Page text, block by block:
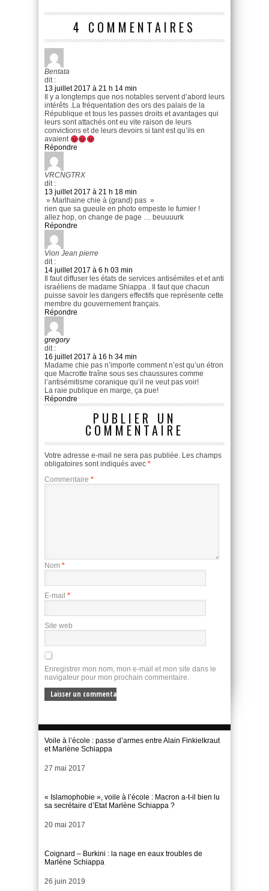
4 COMMENTAIRES
Bentata
dit :
13 juillet 2017 à 21 h 14 min
Il y a longtemps que nos notables servent d’abord leurs
intérêts .La fréquentation des ors des palais de la
République et tous les passes droits et avantages qui
leurs sont attachés ont eu vite raison de leurs
convictions et de leurs devoirs si tant est qu’ils en
avaient
Répondre
VRCNGTRX
dit :
13 juillet 2017 à 21 h 18 min
» Marlhaine chie à (grand) pas »
rien que sa gueule en photo empeste le fumier !
allez hop, on change de page … beuuuurk
Répondre
Vion Jean pierre
dit :
14 juillet 2017 à 6 h 03 min
Il faut diffuser les états de services antisémites et et anti
israéliens de madame Shiappa . Il faut que chacun
puisse savoir les dangers effectifs que représente cette
membre du gouvernement français.
Répondre
gregory
dit :
16 juillet 2017 à 16 h 34 min
Madame chie pas n’importe comment n’est qu’un étron
que Macrotte traîne sous ses chaussures comme
l’antisémitisme coranique qu’il ne veut pas voir!
La raie publique en marge, ça pue!
Répondre
PUBLIER UN
COMMENTAIRE
Votre adresse e-mail ne sera pas publiée. Les champs
obligatoires sont indiqués avec *
Commentaire *
Nom *
E-mail *
Site web
Enregistrer mon nom, mon e-mail et mon site dans le
navigateur pour mon prochain commentaire.
Voile à l’école : passe d’armes entre Alain Finkielkraut
et Marlène Schiappa
Date
27 mai 2017
« Islamophobie », voile à l’école : Macron a-t-il bien lu
sa secrétaire d’Etat Marlène Schiappa ?
Date
20 mai 2017
Coignard – Burkini : la nage en eaux troubles de
Marlène Schiappa
Date
26 juin 2019